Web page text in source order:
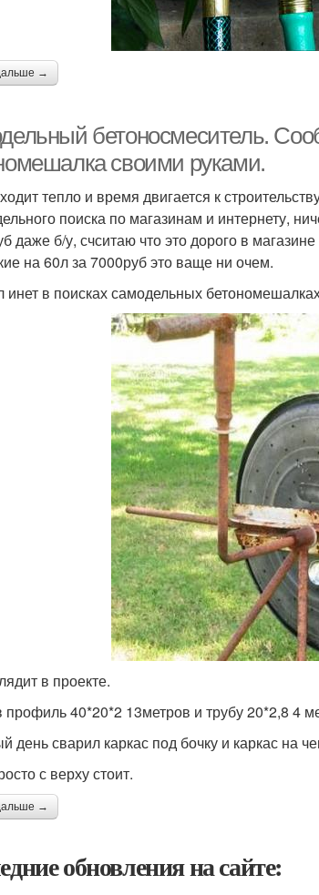
→
бетоносмеситель.
своими руками.
тепло и время двигается к
поиска по магазинам и интернету,
даже б/у, счситаю что это дорого в
на 60л за 7000руб это ваще ни очем.
инет в поисках самодельных
в проекте.
профиль 40*20*2 13метров и трубу 20*2,8 4
день сварил каркас под бочку и каркас на
с верху стоит.
→
обновления на сайте: